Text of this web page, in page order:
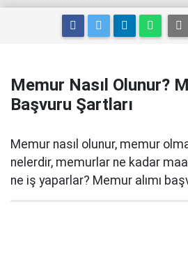
Memur Nasıl Olunur?
Başvuru Şartları
Memur nasıl olunur, memur
nelerdir, memurlar ne kadar
ne iş yaparlar? Memur alımı